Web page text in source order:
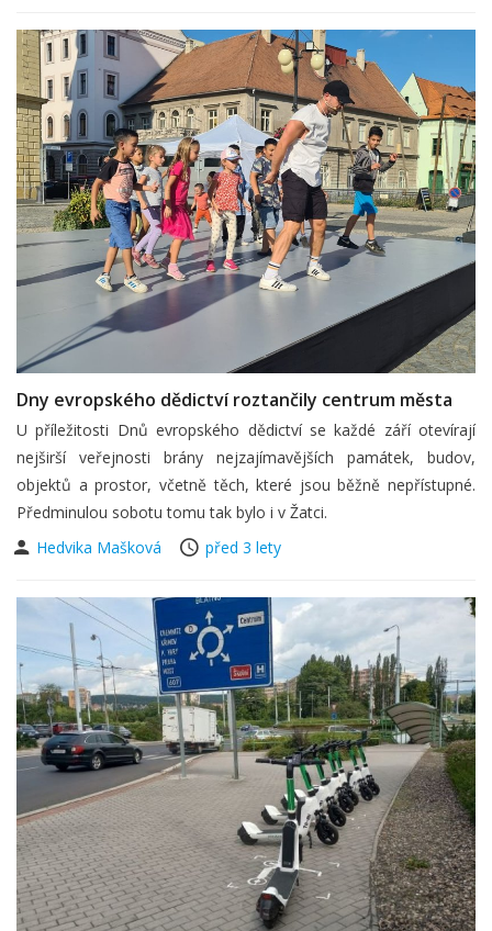
Dny evropského dědictví roztančily centrum města
U příležitosti Dnů evropského dědictví se každé září otevírají
nejširší veřejnosti brány nejzajímavějších památek, budov,
objektů a prostor, včetně těch, které jsou běžně nepřístupné.
Předminulou sobotu tomu tak bylo i v Žatci.
Hedvika Mašková
před 3 lety